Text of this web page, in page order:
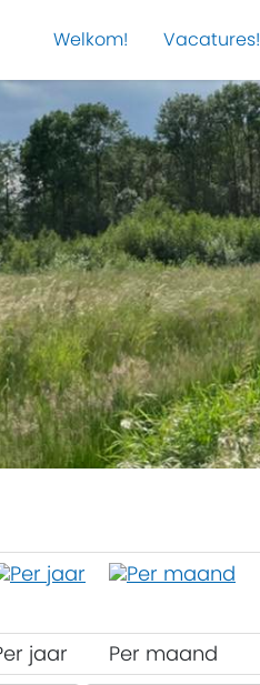
Welkom! Vacatures!
jaar Per maand